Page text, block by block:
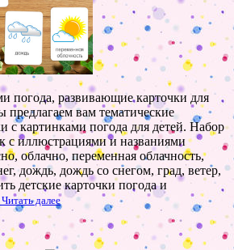
погода, развивающие карточки для
предлагаем вам тематические
с картинками погода для детей. Набор
с иллюстрациями и названиями
облачно, переменная облачность,
дождь, дождь со снегом, град, ветер,
детские карточки погода и
Читать далее